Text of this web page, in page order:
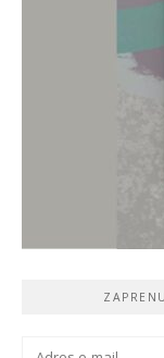
Adres